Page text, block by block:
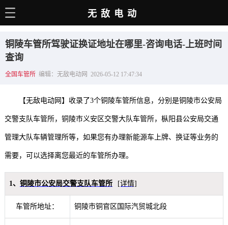
电动百科
电车资讯
电车手册
选车推荐
充电站
用车百科
销量榜
经销商
无敌电动
铜陵车管所驾驶证换证地址在哪里-咨询电话-上班时间
查询
全国车管所 编辑：无敌电动网 2026-05-12 17:47:34
【无敌电动网】收录了3个铜陵车管所信息，分别是铜陵市公安局
交警支队车管所，铜陵市义安区交警大队车管所，枞阳县公安局交通
管理大队车辆管理所等，如果您有办理新能源车上牌、换证等业务的
需要，可以选择离您最近的车管所办理。
1、 铜陵市公安局交警支队车管所 [详情]
车管所地址： 铜陵市铜官区国际汽贸城北段